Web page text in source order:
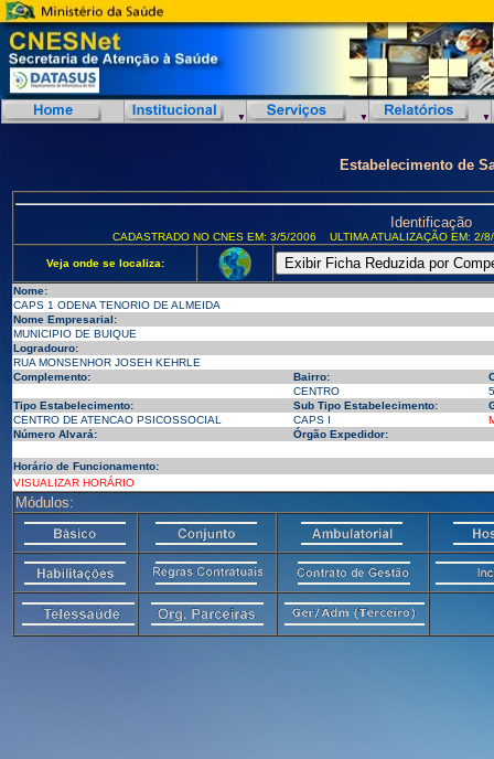
Estabelecimento de
Identificação
CADASTRADO NO CNES EM: 3/5/2006 ULTIMA ATUALIZAÇÃO EM:
Veja onde se localiza:
Nome:
CAPS 1 ODENA TENORIO DE ALMEIDA
Nome Empresarial:
MUNICIPIO DE BUIQUE
Logradouro:
RUA MONSENHOR JOSEH KEHRLE
Complemento:
Bairro:
CENTRO
Tipo Estabelecimento:
Sub Tipo Estabelecimento:
CENTRO DE ATENCAO PSICOSSOCIAL
CAPS I
Número Alvará:
Órgão Expedidor:
Horário de Funcionamento:
VISUALIZAR HORÁRIO
Módulos: